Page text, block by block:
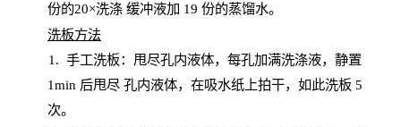
份的20×洗涤 缓冲液加 19 份的蒸馏水。
洗板方法
1. 手工洗板：甩尽孔内液体，每孔加满洗涤液，静置
1min 后甩尽 孔内液体，在吸水纸上拍干，如此洗板 5
次。